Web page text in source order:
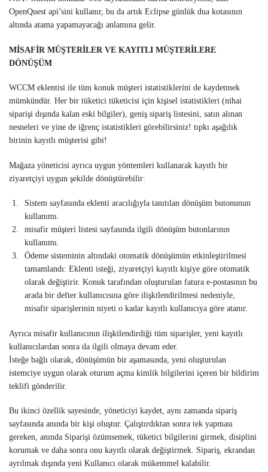
OpenQuest api’sini kullanır, bu da artık Eclipse günlük dua kotasının
altında atama yapamayacağı anlamına gelir.
MİSAFİR MÜŞTERİLER VE KAYITLI MÜŞTERİLERE
DÖNÜŞÜM
WCCM eklentisi ile tüm konuk müşteri istatistiklerini de kaydetmek
mümkündür. Her bir tüketici tüketicisi için kişisel istatistikleri (nihai
siparişi dışında kalan eski bilgiler), geniş sipariş listesini, satın alınan
nesneleri ve yine de iğrenç istatistikleri görebilirsiniz! tıpkı aşağılık
birinin kayıtlı müşterisi gibi!
Mağaza yöneticisi ayrıca uygun yöntemleri kullanarak kayıtlı bir
ziyaretçiyi uygun şekilde dönüştürebilir:
Sistem sayfasında eklenti aracılığıyla tanıtılan dönüşüm butonunun
kullanımı.
misafir müşteri listesi sayfasında ilgili dönüşüm butonlarının
kullanımı.
Ödeme sisteminin altındaki otomatik dönüşümün etkinleştirilmesi
tamamlandı: Eklenti isteği, ziyaretçiyi kayıtlı kişiye göre otomatik
olarak değiştirir. Konuk tarafından oluşturulan fatura e-postasının bu
arada bir defter kullanıcısına göre ilişkilendirilmesi nedeniyle,
misafir siparişlerinin niyeti o kadar kayıtlı kullanıcıya göre atanır.
Ayrıca misafir kullanıcının ilişkilendirdiği tüm siparişler, yeni kayıtlı
kullanıcılardan sonra da ilgili olmaya devam eder.
İsteğe bağlı olarak, dönüşümün bir aşamasında, yeni oluşturulan
istemciye uygun olarak oturum açma kimlik bilgilerini içeren bir bildirim
teklifi gönderilir.
Bu ikinci özellik sayesinde, yöneticiyi kaydet, aynı zamanda sipariş
sayfasında anında bir kişi oluştur. Çalıştırdıktan sonra tek yapması
gereken, anında Siparişi özümsemek, tüketici bilgilerini girmek, disiplini
korumak ve daha sonra onu kayıtlı olarak değiştirmek. Sipariş, ekrandan
ayrılmak dışında yeni Kullanıcı olarak mükemmel kalabilir.